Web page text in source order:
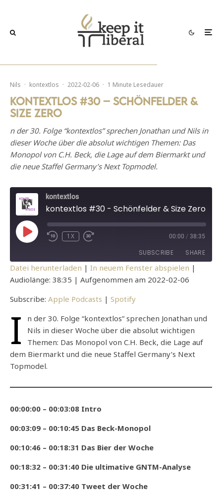
Nils · kontextlos · 2022-02-06 · 1 Minute Lesedauer
kontextlos #30 – Schönfelder &
Size Zero
n der 30. Folge “kontextlos” sprechen Jonathan und Nils in
dieser Woche über die absolut wichtigen Themen: Das
Monopol von C.H. Beck, die Lage auf dem Biermarkt und
die neue Staffel Germany’s Next Topmodel.
kontextlos
kontextlos #30 - Schönfelder & Size Zero
PLAY EPISODE
REWIND 10 SECONDS
1X FAST FORWARD 30 SECONDS 00:00 / 38:35
SUBSCRIBE SHARE
Apple Podcasts Spotify
RSS FEED
SHARE
LINK
EMBED
Datei herunterladen | In neuem Fenster abspielen |
Audiolänge: 38:35 | Aufgenommen am 2022-02-06
Subscribe: Apple Podcasts | Spotify
I
n der 30. Folge “kontextlos” sprechen Jonathan und
Nils in dieser Woche über die absolut wichtigen
Themen: Das Monopol von C.H. Beck, die Lage auf
dem Biermarkt und die neue Staffel Germany’s Next
Topmodel.
00:00:00 – 00:03:08 Intro
00:03:09 – 00:10:45 Das Beck-Monopol
00:10:46 – 00:18:31 Das Bier der Woche
00:18:32 – 00:31:40 Die ultimative GNTM-Analyse
00:31:41 – 00:37:40 Tweet der Woche